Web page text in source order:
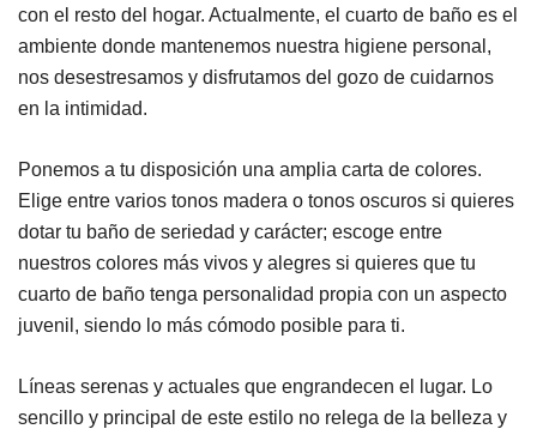
con el resto del hogar. Actualmente, el cuarto de baño es el
ambiente donde mantenemos nuestra higiene personal,
nos desestresamos y disfrutamos del gozo de cuidarnos
en la intimidad.
Ponemos a tu disposición una amplia carta de colores.
Elige entre varios tonos madera o tonos oscuros si quieres
dotar tu baño de seriedad y carácter; escoge entre
nuestros colores más vivos y alegres si quieres que tu
cuarto de baño tenga personalidad propia con un aspecto
juvenil, siendo lo más cómodo posible para ti.
Líneas serenas y actuales que engrandecen el lugar. Lo
sencillo y principal de este estilo no relega de la belleza y